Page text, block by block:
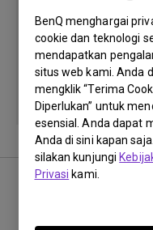
BenQ menghargai
cookie dan teknologi
mendapatkan
situs web kami. Anda
mengklik “Terima
Diperlukan” untuk
esensial. Anda dapat
Anda di sini kapan
silakan kunjungi
Privasikami.
Video Pertanyaan